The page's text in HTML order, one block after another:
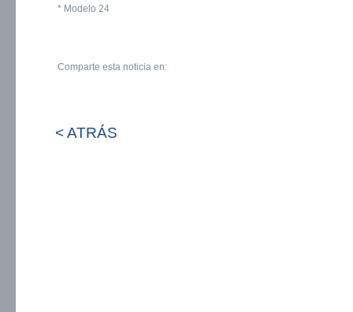
* Modelo 24
Comparte esta noticia en:
< ATRÁS